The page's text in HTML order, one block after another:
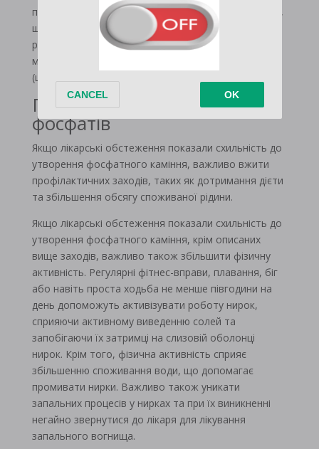
приймати їжу в 4-5 невеликих порцій протягом дня,
щоб не перевантажувати виділення.Між їдою
рекомендується пити рясно. Необхідно випивати
максимальну кількість чистої води протягом доби
(щонайменше 2,5 літрів).
Профілактика каміння-
фосфатів
Якщо лікарські обстеження показали схильність до
утворення фосфатного каміння, важливо вжити
профілактичних заходів, таких як дотримання дієти
та збільшення обсягу споживаної рідини.
Якщо лікарські обстеження показали схильність до
утворення фосфатного каміння, крім описаних
вище заходів, важливо також збільшити фізичну
активність. Регулярні фітнес-вправи, плавання, біг
або навіть проста ходьба не менше півгодини на
день допоможуть активізувати роботу нирок,
сприяючи активному виведенню солей та
запобігаючи їх затримці на слизовій оболонці
нирок. Крім того, фізична активність сприяє
збільшенню споживання води, що допомагає
промивати нирки. Важливо також уникати
запальних процесів у нирках та при їх виникненні
негайно звернутися до лікаря для лікування
запального вогнища.